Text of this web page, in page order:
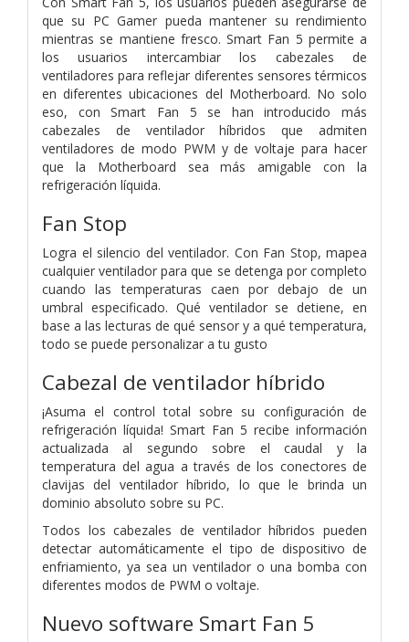
que su PC Gamer pueda mantener su rendimiento
mientras se mantiene fresco. Smart Fan 5 permite a
los usuarios intercambiar los cabezales de
ventiladores para reflejar diferentes sensores térmicos
en diferentes ubicaciones del Motherboard. No solo
eso, con Smart Fan 5 se han introducido más
cabezales de ventilador híbridos que admiten
ventiladores de modo PWM y de voltaje para hacer
que la Motherboard sea más amigable con la
refrigeración líquida.
Fan Stop
Logra el silencio del ventilador. Con Fan Stop, mapea
cualquier ventilador para que se detenga por completo
cuando las temperaturas caen por debajo de un
umbral especificado. Qué ventilador se detiene, en
base a las lecturas de qué sensor y a qué temperatura,
todo se puede personalizar a tu gusto
Cabezal de ventilador híbrido
¡Asuma el control total sobre su configuración de
refrigeración líquida! Smart Fan 5 recibe información
actualizada al segundo sobre el caudal y la
temperatura del agua a través de los conectores de
clavijas del ventilador híbrido, lo que le brinda un
dominio absoluto sobre su PC.
Todos los cabezales de ventilador híbridos pueden
detectar automáticamente el tipo de dispositivo de
enfriamiento, ya sea un ventilador o una bomba con
diferentes modos de PWM o voltaje.
Nuevo software Smart Fan 5